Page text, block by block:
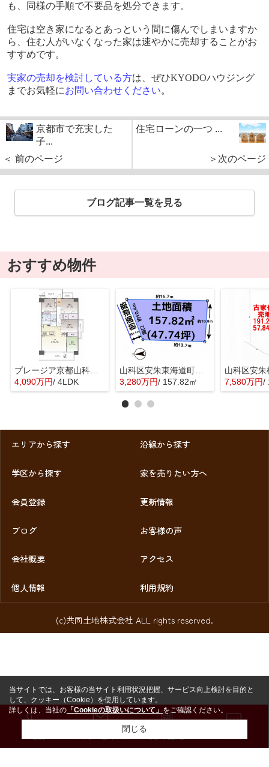
も、同様の手順で不要品を処分できます。
住宅は空き家になるとあっという間に傷んでしまいますか
ら、住む人がいなくなった家は速やかに売却することがお
すすめです。
実家の売却を検討している方は、ぜひKYODOハウジング
までお気軽にお問い合わせください。
京都市で充実した
子...
＜ 前のページ
住宅ローンの一つ ...
＞次のページ
ブログ記事一覧を見る
おすすめ物件
プレージア京都山科東野
4,090万円/ 4LDK
山科区安朱東海道町 売地
3,280万円/ 157.82㎡ 7,580万円/
エリアから探す 沿線から探す
学区から探す 家を売りたい方へ
会員登録 更新情報
ブログ お客様の声
会社概要 アクセス
個人情報 利用規約
(c)共同土地株式会社 ALL rights reserved.
お問い合わせ
当サイトでは、お客様の当サイト利用状況把握、サービス向上検討を目的と
して、クッキー（Cookie）を使用しています。
詳しくは、当社の 「Cookieの取扱いについて」をご確認ください。
閉じる